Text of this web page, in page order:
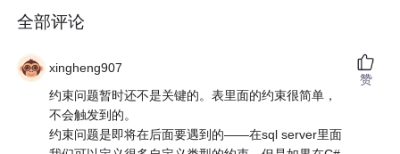
全部评论
xingheng907
约束问题暂时还不是关键的。表里面的约束很简单，
不会触发到的。
约束问题是即将在后面要遇到的——在sql server里面
赞